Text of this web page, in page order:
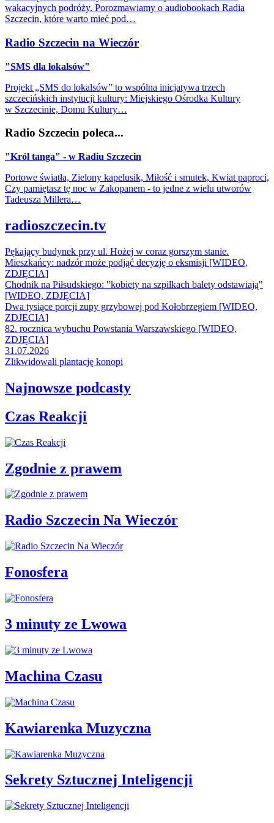
wakacyjnych podróży. Porozmawiamy o audiobookach Radia
Szczecin, które warto mieć pod…
Radio Szczecin na Wieczór
"SMS dla lokalsów"
Projekt „SMS do lokalsów” to wspólna inicjatywa trzech
szczecińskich instytucji kultury: Miejskiego Ośrodka Kultury
w Szczecinie, Domu Kultury…
Radio Szczecin poleca...
"Król tanga" - w Radiu Szczecin
Portowe światła, Zielony kapelusik, Miłość i smutek, Kwiat paproci,
Czy pamiętasz tę noc w Zakopanem - to jedne z wielu utworów
Tadeusza Millera…
radioszczecin.tv
Pękający budynek przy ul. Hożej w coraz gorszym stanie.
Mieszkańcy: nadzór może podjąć decyzję o eksmisji [WIDEO,
ZDJĘCIA]
Chodnik na Piłsudskiego: "kobiety na szpilkach balety odstawiają"
[WIDEO, ZDJĘCIA]
Dwa tysiące porcji zupy grzybowej pod Kołobrzegiem [WIDEO,
ZDJECIA]
82. rocznica wybuchu Powstania Warszawskiego [WIDEO,
ZDJĘCIA]
31.07.2026
Zlikwidowali plantację konopi
Najnowsze podcasty
Czas Reakcji
Zgodnie z prawem
Radio Szczecin Na Wieczór
Fonosfera
3 minuty ze Lwowa
Machina Czasu
Kawiarenka Muzyczna
Sekrety Sztucznej Inteligencji